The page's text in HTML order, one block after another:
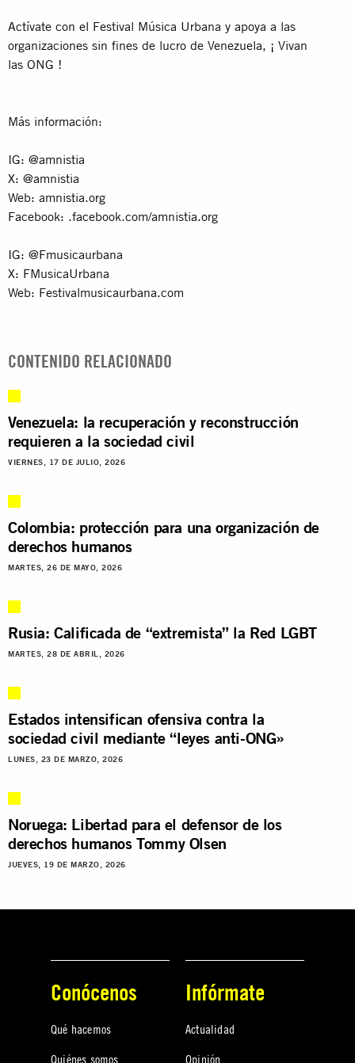
Actívate con el Festival Música Urbana y apoya a las
organizaciones sin fines de lucro de Venezuela, ¡ Vivan
las ONG !
Más información:
IG: @amnistia
X: @amnistia
Web: amnistia.org
Facebook: .facebook.com/amnistia.org
IG: @Fmusicaurbana
X: FMusicaUrbana
Web: Festivalmusicaurbana.com
CONTENIDO RELACIONADO
Venezuela: la recuperación y reconstrucción
requieren a la sociedad civil
VIERNES, 17 DE JULIO, 2026
Colombia: protección para una organización de
derechos humanos
MARTES, 26 DE MAYO, 2026
Rusia: Calificada de “extremista” la Red LGBT
MARTES, 28 DE ABRIL, 2026
Estados intensifican ofensiva contra la
sociedad civil mediante “leyes anti-ONG»
LUNES, 23 DE MARZO, 2026
Noruega: Libertad para el defensor de los
derechos humanos Tommy Olsen
JUEVES, 19 DE MARZO, 2026
Conócenos
Qué hacemos
Quiénes somos
Infórmate
Actualidad
Opinión